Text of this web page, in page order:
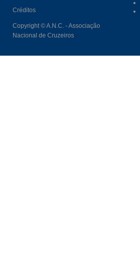
Créditos
Copyright © A.N.C. - Associação
Nacional de Cruzeiros